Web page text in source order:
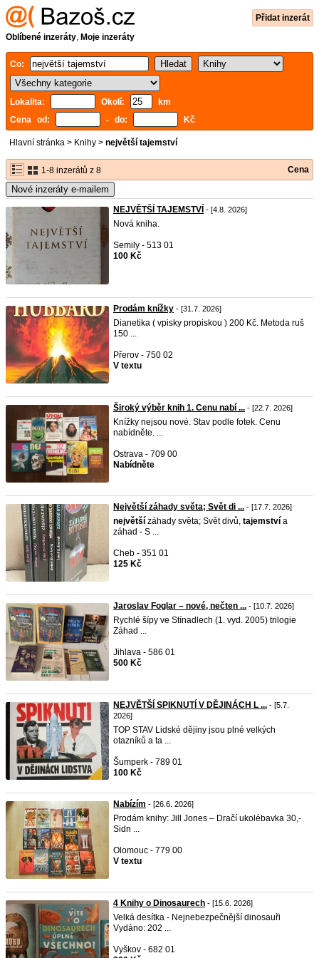
Přidat inzerát
Oblíbené inzeráty, Moje inzeráty
Co:
Lokalita: Okolí:
km
Cena od:
- do: Kč
Hlavní stránka > Knihy > největší tajemství
1-8 inzerátů z 8 Cena
Nové inzeráty e-mailem
NEJVĚTŠÍ TAJEMSTVÍ - [4.8. 2026]
Nová kniha.
Semily - 513 01
100 Kč
Prodám knížky - [31.7. 2026]
Dianetika ( vpisky propiskou ) 200 Kč. Metoda ruš
150 ...
Přerov - 750 02
V textu
Široký výběr knih 1. Cenu nabí ... - [22.7. 2026]
Knížky nejsou nové. Stav podle fotek. Cenu
nabídněte. ...
Ostrava - 709 00
Nabídněte
Největší záhady světa; Svět di ... - [17.7. 2026]
největší záhady světa; Svět divů, tajemství a
záhad - S ...
Cheb - 351 01
125 Kč
Jaroslav Foglar – nové, nečten ... - [10.7. 2026]
Rychlé šípy ve Stínadlech (1. vyd. 2005) trilogie
Záhad ...
Jihlava - 586 01
500 Kč
NEJVĚTŠÍ SPIKNUTÍ V DĚJINÁCH L ... - [5.7.
2026]
TOP STAV Lidské dějiny jsou plné velkých
otazníků a ta ...
Šumperk - 789 01
100 Kč
Nabízím - [26.6. 2026]
Prodám knihy: Jill Jones – Dračí ukolébavka 30,-
Sidn ...
Olomouc - 779 00
V textu
4 Knihy o Dinosaurech - [15.6. 2026]
Velká desítka - Nejnebezpečnější dinosauři
Vydáno: 202 ...
Vyškov - 682 01